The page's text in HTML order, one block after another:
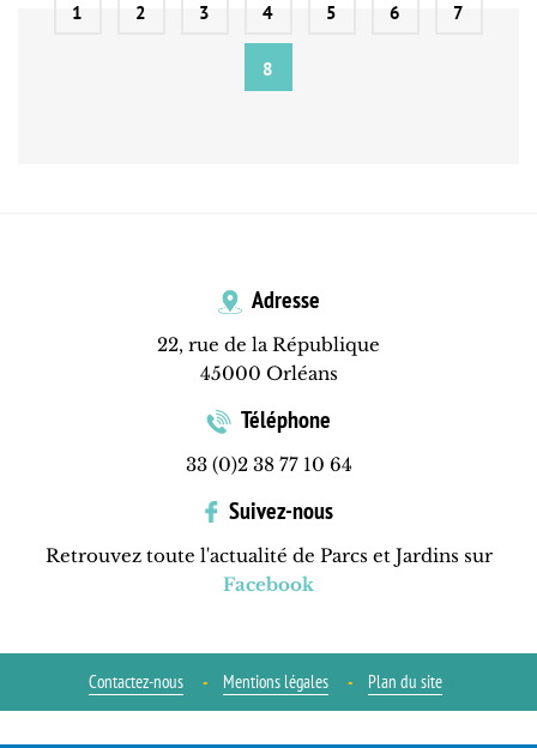
1 2 3 4 5 6 7
8
Adresse
22, rue de la République
45000 Orléans
Téléphone
33 (0)2 38 77 10 64
Suivez-nous
Retrouvez toute l'actualité de Parcs et Jardins sur
Facebook
Contactez-nous Mentions légales Plan du site